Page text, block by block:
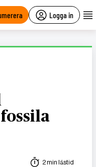
Logga in
2 min lästid